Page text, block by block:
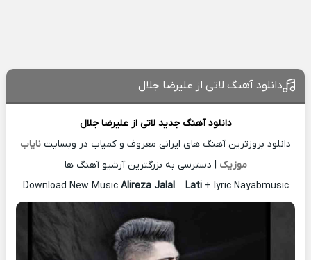
دانلود آهنگ لاتی از علیرضا جلال
دانلود آهنگ جدید لاتی ازعلیرضا جلال
دانلود بروزترین آهنگ های ایرانی معروف و کمیاب در وبسایت نایاب
موزیک | دسترسی به بزرگترین آرشیو آهنگ ها
Download New Music Alireza Jalal– Lati+ lyric Nayabmusic